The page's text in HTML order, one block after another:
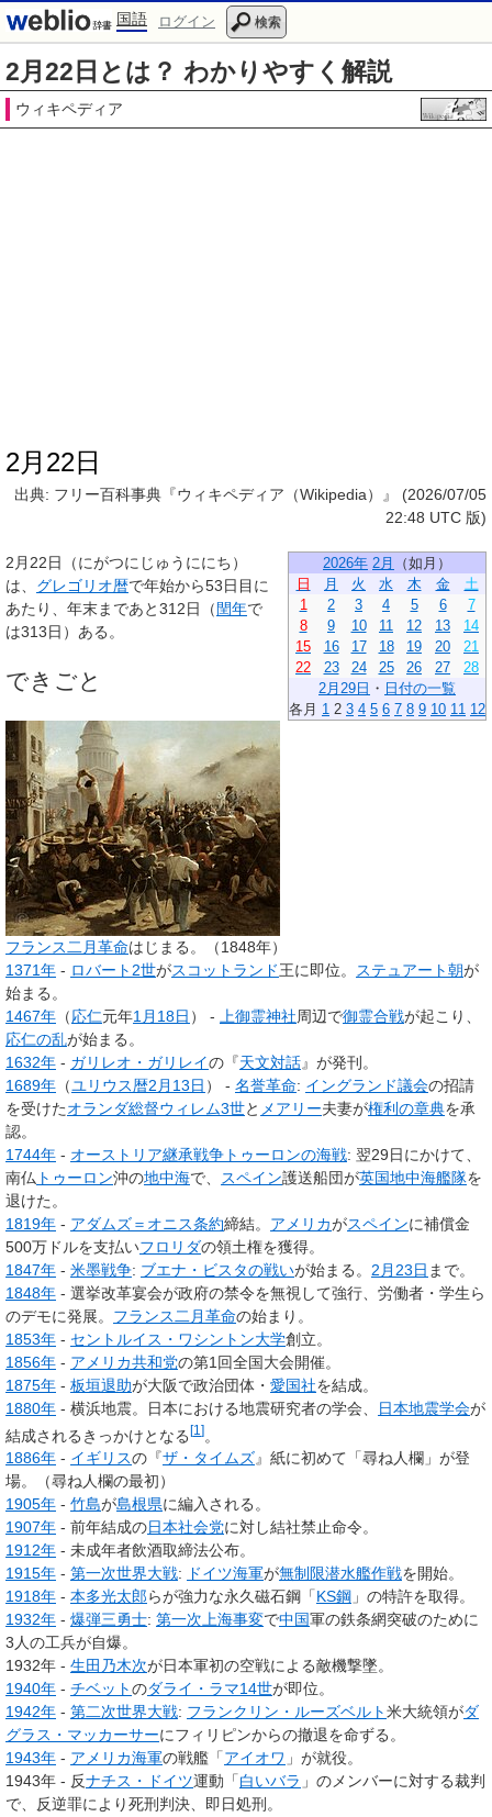
国語 ログイン 検索
2月22日とは？ わかりやすく解説
ウィキペディア
2月22日
出典: フリー百科事典『ウィキペディア（Wikipedia）』 (2026/07/05
22:48 UTC 版)
2026年 2月 （如月 ）
日
月 火 水 木 金
土
1
2 3 4 5 6
7
8
9 10 11 12 13
14
15
16 17 18 19 20
21
22
23 24 25 26 27
28
2月29日 ・ 日付の一覧
各月 1 2 3 4 5 6 7 8 9 10 11 12
2月22日
（にがつにじゅうににち）
は、 グレゴリオ暦で年始から53日目に
あたり、年末まであと312日（閏年で
は313日）ある。
できごと
フランス二月革命はじまる。（1848年）
1371年 - ロバート2世がスコットランド王に即位。 ステュアート朝が
始まる。
1467年 （応仁元年1月18日 ） - 上御霊神社周辺で御霊合戦が起こり、
応仁の乱が始まる。
1632年 - ガリレオ・ガリレイの『天文対話』が発刊。
1689年 （ユリウス暦2月13日 ） - 名誉革命: イングランド議会の招請
を受けたオランダ総督ウィレム3世と メアリー夫妻が権利の章典を承
認。
1744年 - オーストリア継承戦争 トゥーロンの海戦: 翌29日にかけて、
南仏 トゥーロン沖の地中海で、 スペイン護送船団が英国地中海艦隊を
退けた。
1819年 - アダムズ＝オニス条約締結。 アメリカがスペインに補償金
500万ドルを支払いフロリダの領土権を獲得。
1847年 - 米墨戦争: ブエナ・ビスタの戦いが始まる。 2月23日 まで。
1848年 - 選挙改革宴会が政府の禁令を無視して強行、労働者・学生ら
のデモに発展。 フランス 二月革命の始まり。
1853年 - セントルイス・ワシントン大学創立。
1856年 - アメリカ共和党の第1回全国大会開催。
1875年 - 板垣退助が大阪で政治団体・ 愛国社を結成。
1880年 - 横浜地震。日本における地震研究者の学会、 日本地震学会が
結成されるきっかけとなる[1 ]。
1886年 - イギリスの『ザ・タイムズ』紙に初めて「尋ね人欄」が登
場。（尋ね人欄の最初）
1905年 - 竹島が島根県に編入される。
1907年 - 前年結成の日本社会党に対し結社禁止命令。
1912年 - 未成年者飲酒取締法公布。
1915年 - 第一次世界大戦: ドイツ海軍が無制限潜水艦作戦を開始。
1918年 - 本多光太郎らが強力な永久磁石鋼「KS鋼 」の特許を取得。
1932年 - 爆弾三勇士: 第一次上海事変で中国軍の鉄条網突破のために
3人の工兵が自爆。
1932年 - 生田乃木次が日本軍初の空戦による敵機撃墜。
1940年 - チベットのダライ・ラマ14世が即位。
1942年 - 第二次世界大戦: フランクリン・ルーズベルト米大統領がダ
グラス・マッカーサーにフィリピンからの撤退を命ずる。
1943年 - アメリカ海軍の戦艦「アイオワ 」が就役。
1943年 - 反ナチス・ドイツ運動「白いバラ 」のメンバーに対する裁判
で、反逆罪により死刑判決、即日処刑。